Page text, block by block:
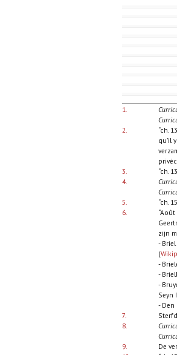
1.
2.
“ch.
qu’il
3.
“ch.
4.
5.
“ch.
6.
zijn
-
(
-
-
-
Seyn
- Den
7.
8.
9.
De